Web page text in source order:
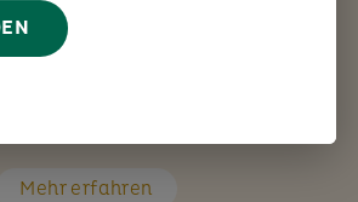
Fragen unterstütze ich Sie Schritt
Mehr erfahren